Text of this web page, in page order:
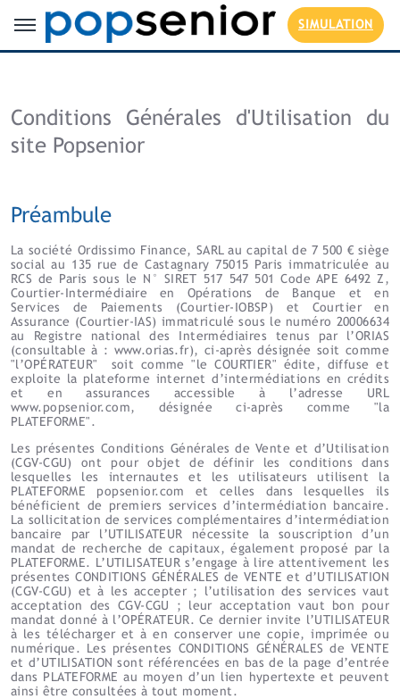
SIMULATION
Conditions Générales d'Utilisation du
site Popsenior
Préambule
La société Ordissimo Finance, SARL au capital de 7 500 € siège
social au 135 rue de Castagnary 75015 Paris immatriculée au
RCS de Paris sous le N° SIRET 517 547 501 Code APE 6492 Z,
Courtier-Intermédiaire en Opérations de Banque et en
Services de Paiements (Courtier-IOBSP) et Courtier en
Assurance (Courtier-IAS) immatriculé sous le numéro 20006634
au Registre national des Intermédiaires tenus par l’ORIAS
(consultable à : www.orias.fr), ci-après désignée soit comme
"l’OPÉRATEUR" soit comme "le COURTIER" édite, diffuse et
exploite la plateforme internet d’intermédiations en crédits
et en assurances accessible à l’adresse URL
www.popsenior.com, désignée ci-après comme "la
PLATEFORME".
Les présentes Conditions Générales de Vente et d’Utilisation
(CGV-CGU) ont pour objet de définir les conditions dans
lesquelles les internautes et les utilisateurs utilisent la
PLATEFORME popsenior.com et celles dans lesquelles ils
bénéficient de premiers services d’intermédiation bancaire.
La sollicitation de services complémentaires d’intermédiation
bancaire par l’UTILISATEUR nécessite la souscription d’un
mandat de recherche de capitaux, également proposé par la
PLATEFORME. L’UTILISATEUR s’engage à lire attentivement les
présentes CONDITIONS GÉNÉRALES de VENTE et d’UTILISATION
(CGV-CGU) et à les accepter ; l’utilisation des services vaut
acceptation des CGV-CGU ; leur acceptation vaut bon pour
mandat donné à l’OPÉRATEUR. Ce dernier invite l’UTILISATEUR
à les télécharger et à en conserver une copie, imprimée ou
numérique. Les présentes CONDITIONS GÉNÉRALES de VENTE
et d’UTILISATION sont référencées en bas de la page d’entrée
dans PLATEFORME au moyen d’un lien hypertexte et peuvent
ainsi être consultées à tout moment.